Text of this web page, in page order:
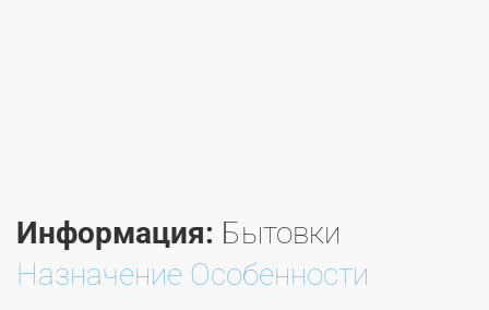
Информация: Бытовки
Назначение Особенности